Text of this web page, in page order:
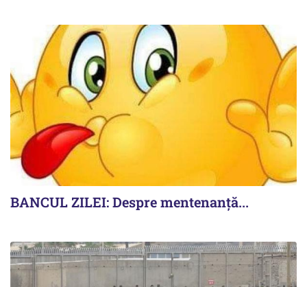
BANCUL ZILEI: Despre mentenanță...